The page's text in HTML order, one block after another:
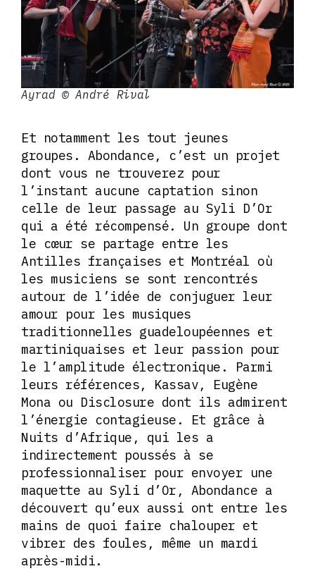
Ayrad © André Rival
Et notamment les tout jeunes
groupes. Abondance, c’est un projet
dont vous ne trouverez pour
l’instant aucune captation sinon
celle de leur passage au Syli D’Or
qui a été récompensé. Un groupe dont
le cœur se partage entre les
Antilles françaises et Montréal où
les musiciens se sont rencontrés
autour de l’idée de conjuguer leur
amour pour les musiques
traditionnelles guadeloupéennes et
martiniquaises et leur passion pour
le l’amplitude électronique. Parmi
leurs références, Kassav, Eugène
Mona ou Disclosure dont ils admirent
l’énergie contagieuse. Et grâce à
Nuits d’Afrique, qui les a
indirectement poussés à se
professionnaliser pour envoyer une
maquette au Syli d’Or, Abondance a
découvert qu’eux aussi ont entre les
mains de quoi faire chalouper et
vibrer des foules, même un mardi
après-midi.